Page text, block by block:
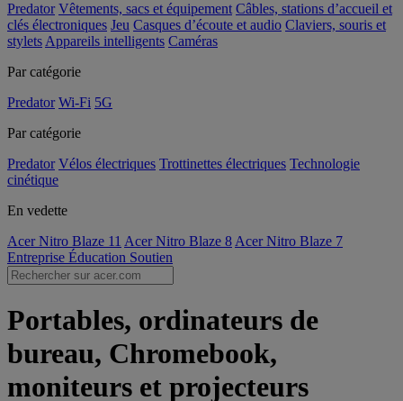
Predator Vêtements, sacs et équipement Câbles, stations d’accueil et
clés électroniques Jeu Casques d’écoute et audio Claviers, souris et
stylets Appareils intelligents Caméras
Par catégorie
Predator Wi-Fi 5G
Par catégorie
Predator Vélos électriques Trottinettes électriques Technologie
cinétique
En vedette
Acer Nitro Blaze 11 Acer Nitro Blaze 8 Acer Nitro Blaze 7
Entreprise Éducation Soutien
Portables, ordinateurs de
bureau, Chromebook,
moniteurs et projecteurs